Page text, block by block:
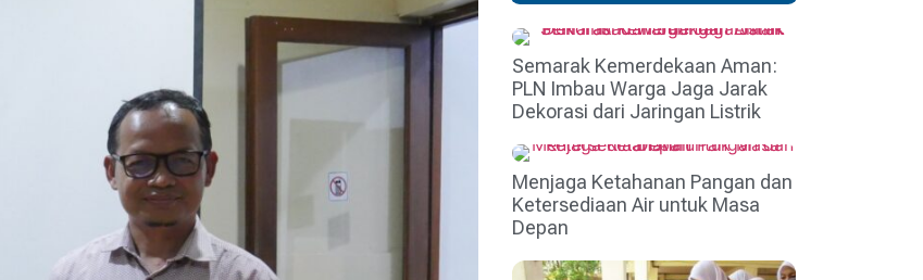
Semarak Kemerdekaan Aman:
PLN Imbau Warga Jaga Jarak
Dekorasi dari Jaringan Listrik
Menjaga Ketahanan Pangan dan
Ketersediaan Air untuk Masa
Depan